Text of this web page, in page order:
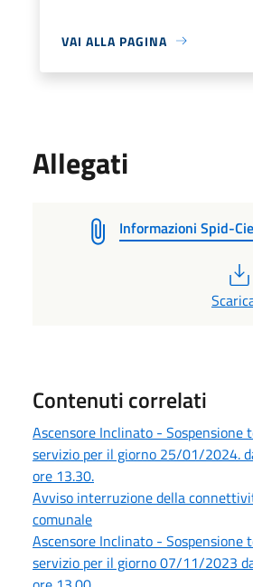
VAI ALLA PAGINA
Allegati
Informazioni Spid-Cie
Contenuti correlati
Ascensore Inclinato - Sospensione
servizio per il giorno 25/01/2024.
ore 13.30.
Avviso interruzione della
comunale
Ascensore Inclinato - Sospensione
servizio per il giorno 07/11/2023